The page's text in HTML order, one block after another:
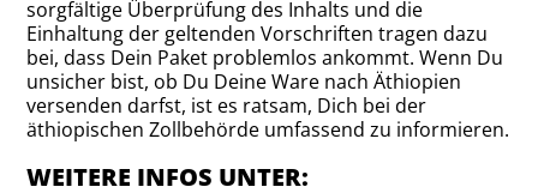
sorgfältige Überprüfung des Inhalts und die
Einhaltung der geltenden Vorschriften tragen dazu
bei, dass Dein Paket problemlos ankommt. Wenn Du
unsicher bist, ob Du Deine Ware nach Äthiopien
versenden darfst, ist es ratsam, Dich bei der
äthiopischen Zollbehörde umfassend zu informieren.
WEITERE INFOS UNTER: